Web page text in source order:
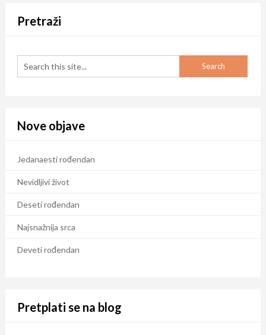
Pretraži
Nove objave
Jedanaesti rođendan
Nevidljivi život
Deseti rođendan
Najsnažnija srca
Deveti rođendan
Pretplati se na blog